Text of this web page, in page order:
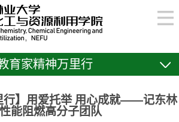
育家精神万里行
行】用爱托举 用心成就——记东林
能阻燃高分子团队